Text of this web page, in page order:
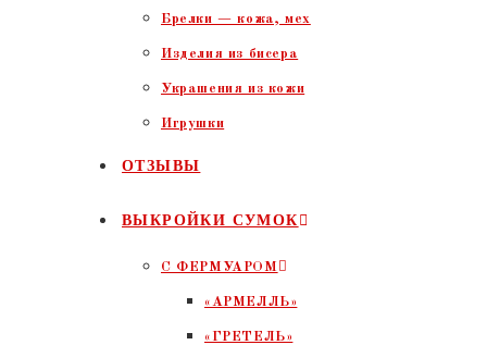
Брелки — кожа, мех
Изделия из бисера
Украшения из кожи
Игрушки
ОТЗЫВЫ
ВЫКРОЙКИ СУМОК
С ФЕРМУАРОМ
«АРМЕЛЛЬ»
«ГРЕТЕЛЬ»